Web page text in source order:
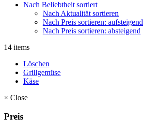
Nach Beliebtheit sortiert
Nach Aktualität sortieren
Nach Preis sortieren: aufsteigend
Nach Preis sortieren: absteigend
14 items
Löschen
Grillgemüse
Käse
× Close
Preis